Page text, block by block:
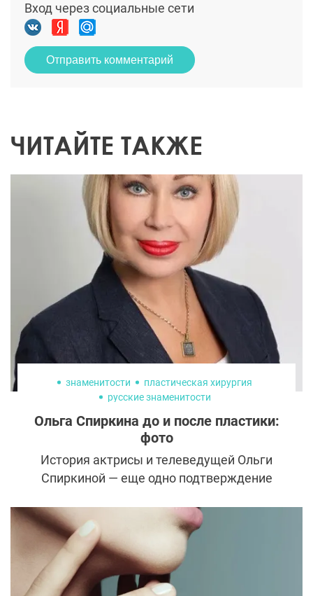
Вход через социальные сети
Отправить комментарий
ЧИТАЙТЕ ТАКЖЕ
знаменитости
пластическая хирургия
русские знаменитости
Ольга Спиркина до и после пластики:
фото
История актрисы и телеведущей Ольги
Спиркиной — еще одно подтверждение
нужно подходить со всей
внимательностью и ответственностью.
Поверив рекламе, обещающей мгновенно
вернуть молодость, звезда получила
множество проблем.